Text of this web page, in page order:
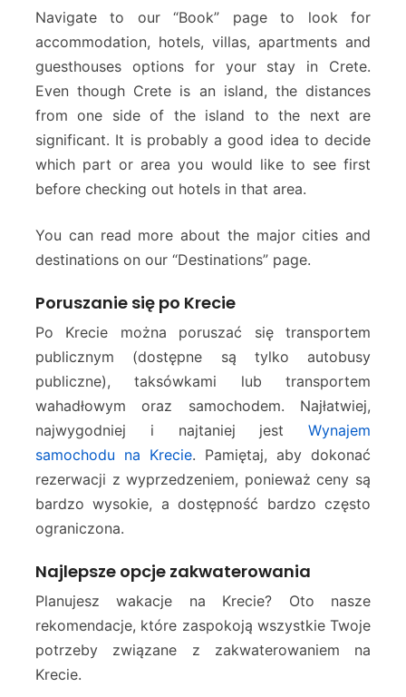
Navigate to our “Book” page to look for
accommodation, hotels, villas, apartments and
guesthouses options for your stay in Crete.
Even though Crete is an island, the distances
from one side of the island to the next are
significant. It is probably a good idea to decide
which part or area you would like to see first
before checking out hotels in that area.
You can read more about the major cities and
destinations on our “Destinations” page.
Poruszanie się po Krecie
Po Krecie można poruszać się transportem
publicznym (dostępne są tylko autobusy
publiczne), taksówkami lub transportem
wahadłowym oraz samochodem. Najłatwiej,
najwygodniej i najtaniej jest Wynajem
samochodu na Krecie. Pamiętaj, aby dokonać
rezerwacji z wyprzedzeniem, ponieważ ceny są
bardzo wysokie, a dostępność bardzo często
ograniczona.
Najlepsze opcje zakwaterowania
Planujesz wakacje na Krecie? Oto nasze
rekomendacje, które zaspokoją wszystkie Twoje
potrzeby związane z zakwaterowaniem na
Krecie.